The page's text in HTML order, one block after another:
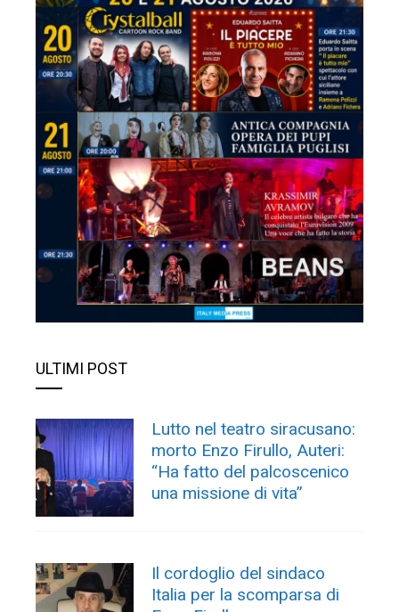
ULTIMI POST
Lutto nel teatro siracusano:
morto Enzo Firullo, Auteri:
“Ha fatto del palcoscenico
una missione di vita”
Il cordoglio del sindaco
Italia per la scomparsa di